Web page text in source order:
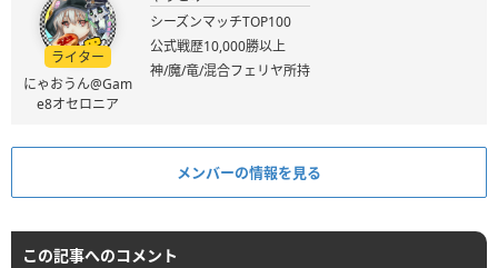
ライター
にゃおうん@Gam
e8オセロニア
シーズンマッチTOP100
公式戦歴10,000勝以上
神/魔/竜/混合フェリヤ所持
メンバーの情報を見る
この記事へのコメント